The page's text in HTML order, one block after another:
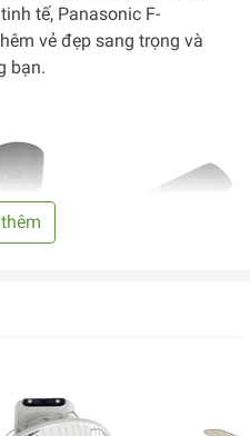
tế, Panasonic F-
vẻ đẹp sang trọng và
bạn.